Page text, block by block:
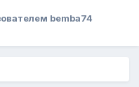
bemba74